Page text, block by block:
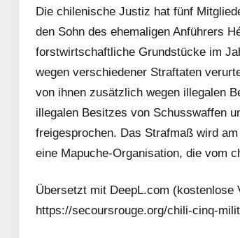
Die chilenische Justiz hat fünf
den Sohn des ehemaligen Anführers
forstwirtschaftliche Grundstücke im
wegen verschiedener Straftaten
von ihnen zusätzlich wegen illegalen
illegalen Besitzes von Schusswaffen
freigesprochen. Das Strafmaß wird
eine Mapuche-Organisation, die vom
Übersetzt mit DeepL.com (kostenlose
https://secoursrouge.org/chili-cinq-